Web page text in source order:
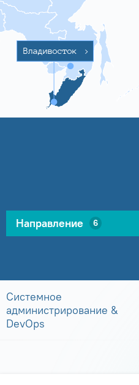
Владивосток >
Направление 6
Системное
администрирование &
DevOps